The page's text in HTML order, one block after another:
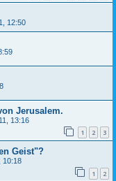
12:50
Jerusalem.
13:16
1 2 3
Geist"?
10:18
1 2